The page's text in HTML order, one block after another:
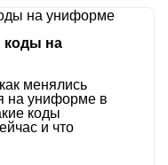
на
менялись
на униформе в
коды
и что